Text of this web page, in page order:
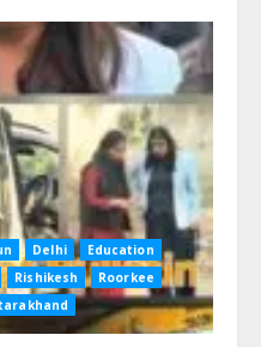
Delhi
Education
Rishikesh
Roorkee